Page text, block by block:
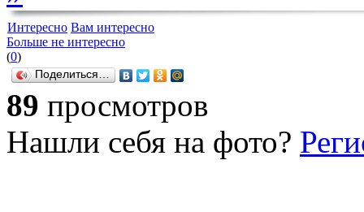
Интересно Вам интересно
Больше не интересно
(0)
Поделиться…
89 просмотров
Нашли себя на фото?